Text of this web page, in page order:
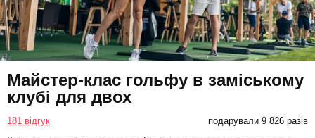
Майстер-клас гольфу в заміському
клубі для двох
181 відгук подарували 9 826 разів